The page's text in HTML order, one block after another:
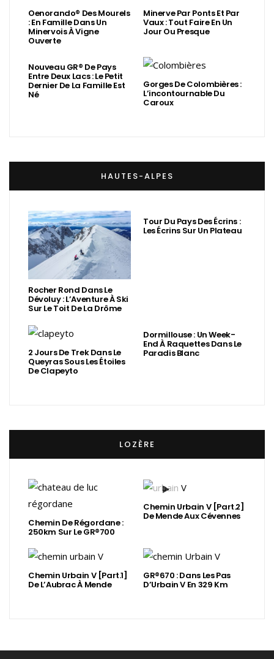
Oenorando® Des Mourels
: En Famille Dans Un
Minervois À Vigne
Ouverte
Minerve Par Ponts Et Par
Vaux : Tout Faire En Un
Jour Ou Presque
Nouveau GR® De Pays
Entre Deux Lacs : Le Petit
Dernier De La Famille Est
Né
Gorges De Colombières :
L’incontournable Du
Caroux
HAUTES-ALPES
Rocher Rond Dans Le
Dévoluy : L’Aventure À Ski
Sur Le Toit De La Drôme
Tour Du Pays Des Écrins :
Les Écrins Sur Un Plateau
2 Jours De Trek Dans Le
Queyras Sous Les Étoiles
De Clapeyto
Dormillouse : Un Week-
End À Raquettes Dans Le
Paradis Blanc
LOZÈRE
Chemin De Régordane :
250km Sur Le GR®700
Chemin Urbain V [Part.2]
De Mende Aux Cévennes
Chemin Urbain V [Part.1]
De L’Aubrac À Mende
GR®670 : Dans Les Pas
D’Urbain V En 329 Km